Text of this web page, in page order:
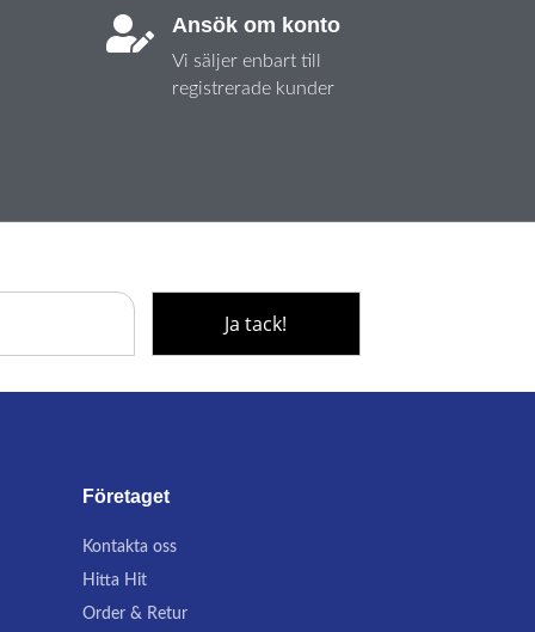
 Ansök om konto
Vi säljer enbart till
registrerade kunder
Företaget
Kontakta oss
Hitta Hit
Order & Retur